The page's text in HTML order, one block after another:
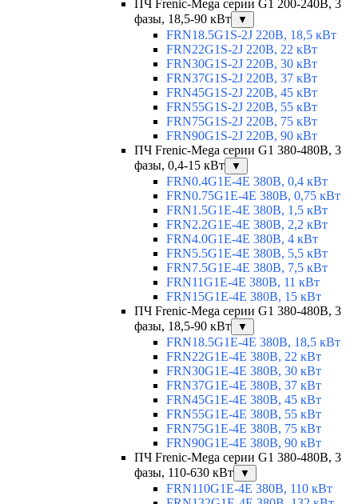
ПЧ Frenic-Mega серии G1 200-240В, 3
фазы, 18,5-90 кВт
▼
FRN18.5G1S-2J 220В, 18,5 кВт
FRN22G1S-2J 220В, 22 кВт
FRN30G1S-2J 220В, 30 кВт
FRN37G1S-2J 220В, 37 кВт
FRN45G1S-2J 220В, 45 кВт
FRN55G1S-2J 220В, 55 кВт
FRN75G1S-2J 220В, 75 кВт
FRN90G1S-2J 220В, 90 кВт
ПЧ Frenic-Mega серии G1 380-480В, 3
фазы, 0,4-15 кВт
▼
FRN0.4G1E-4E 380В, 0,4 кВт
FRN0.75G1E-4E 380В, 0,75 кВт
FRN1.5G1E-4E 380В, 1,5 кВт
FRN2.2G1E-4E 380В, 2,2 кВт
FRN4.0G1E-4E 380В, 4 кВт
FRN5.5G1E-4E 380В, 5,5 кВт
FRN7.5G1E-4E 380В, 7,5 кВт
FRN11G1E-4E 380В, 11 кВт
FRN15G1E-4E 380В, 15 кВт
ПЧ Frenic-Mega серии G1 380-480В, 3
фазы, 18,5-90 кВт
▼
FRN18.5G1E-4E 380В, 18,5 кВт
FRN22G1E-4E 380В, 22 кВт
FRN30G1E-4E 380В, 30 кВт
FRN37G1E-4E 380В, 37 кВт
FRN45G1E-4E 380В, 45 кВт
FRN55G1E-4E 380В, 55 кВт
FRN75G1E-4E 380В, 75 кВт
FRN90G1E-4E 380В, 90 кВт
ПЧ Frenic-Mega серии G1 380-480В, 3
фазы, 110-630 кВт
▼
FRN110G1E-4E 380В, 110 кВт